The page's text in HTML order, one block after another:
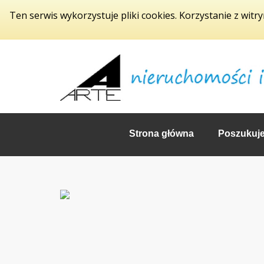
Ten serwis wykorzystuje pliki cookies. Korzystanie z
Strona główna